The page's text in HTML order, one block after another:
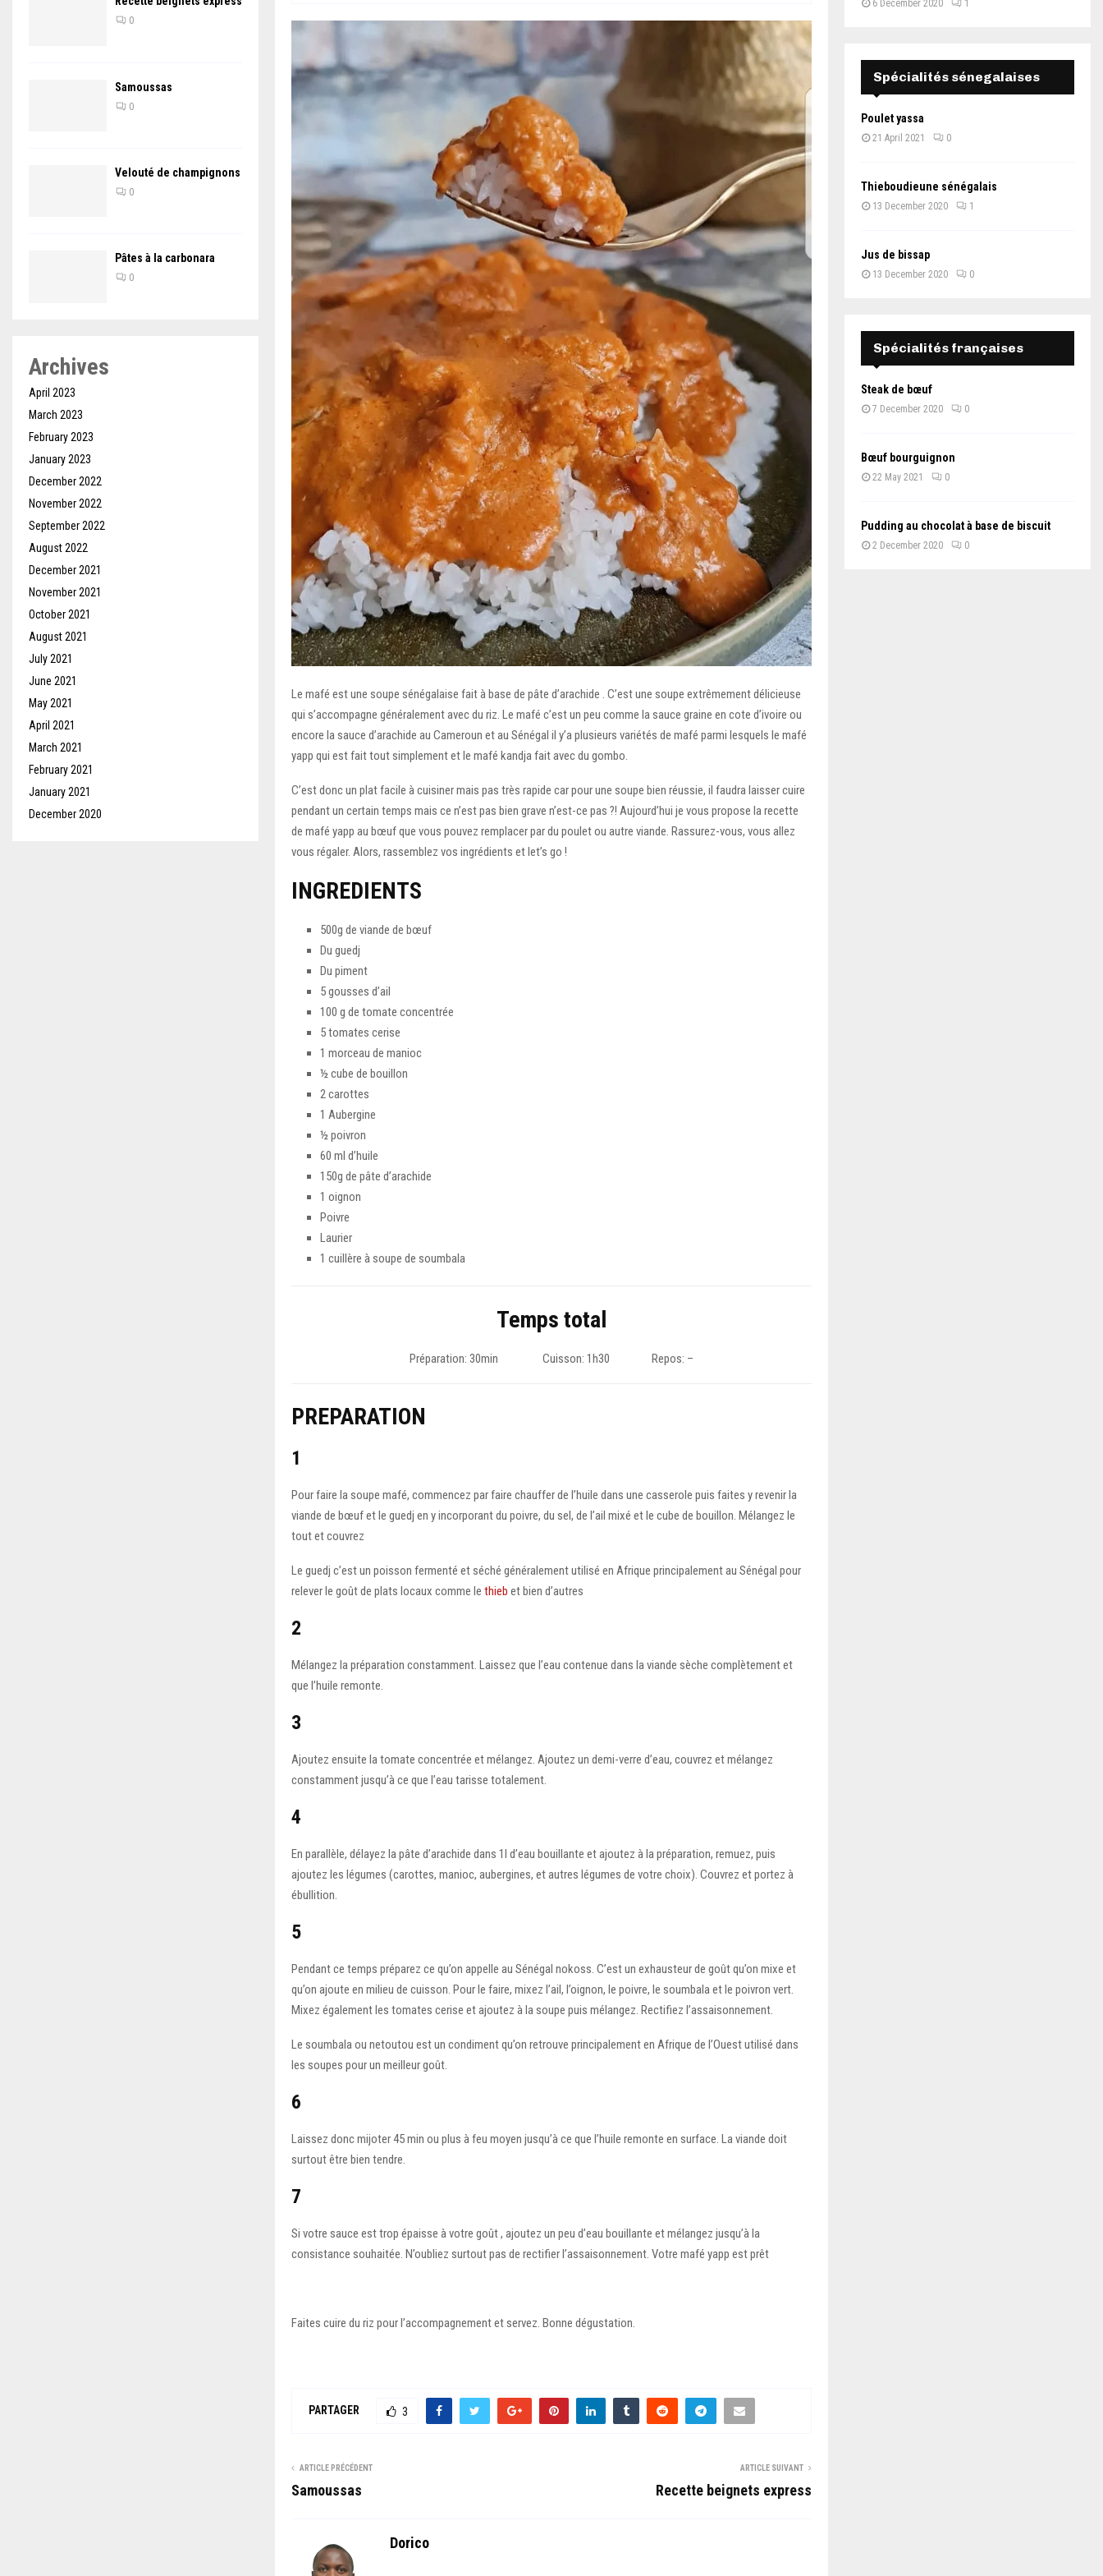
Le mafé est une soupe sénégalaise fait à base de pâte d’arachide . C’est une soupe extrêmement délicieuse
qui s’accompagne généralement avec du riz. Le mafé c’est un peu comme la sauce graine en cote d’ivoire ou
encore la sauce d’arachide au Cameroun et au Sénégal il y’a plusieurs variétés de mafé parmi lesquels le mafé
yapp qui est fait tout simplement et le mafé kandja fait avec du gombo.
C’est donc un plat facile à cuisiner mais pas très rapide car pour une soupe bien réussie, il faudra laisser cuire
pendant un certain temps mais ce n’est pas bien grave n’est-ce pas ?! Aujourd’hui je vous propose la recette
de mafé yapp au bœuf que vous pouvez remplacer par du poulet ou autre viande. Rassurez-vous, vous allez
vous régaler. Alors, rassemblez vos ingrédients et let’s go !
INGREDIENTS
500g de viande de bœuf
Du guedj
Du piment
5 gousses d’ail
100 g de tomate concentrée
5 tomates cerise
1 morceau de manioc
½ cube de bouillon
2 carottes
1 Aubergine
½ poivron
60 ml d’huile
150g de pâte d’arachide
1 oignon
Poivre
Laurier
1 cuillère à soupe de soumbala
Temps total
Préparation: 30min Cuisson: 1h30 Repos: –
PREPARATION
1
Pour faire la soupe mafé, commencez par faire chauffer de l’huile dans une casserole puis faites y revenir la
viande de bœuf et le guedj en y incorporant du poivre, du sel, de l’ail mixé et le cube de bouillon. Mélangez le
tout et couvrez
Le guedj c’est un poisson fermenté et séché généralement utilisé en Afrique principalement au Sénégal pour
relever le goût de plats locaux comme le thieb et bien d’autres
2
Mélangez la préparation constamment. Laissez que l’eau contenue dans la viande sèche complètement et
que l’huile remonte.
3
Ajoutez ensuite la tomate concentrée et mélangez. Ajoutez un demi-verre d’eau, couvrez et mélangez
constamment jusqu’à ce que l’eau tarisse totalement.
4
En parallèle, délayez la pâte d’arachide dans 1l d’eau bouillante et ajoutez à la préparation, remuez, puis
ajoutez les légumes (carottes, manioc, aubergines, et autres légumes de votre choix). Couvrez et portez à
ébullition.
5
Pendant ce temps préparez ce qu’on appelle au Sénégal nokoss. C’est un exhausteur de goût qu’on mixe et
qu’on ajoute en milieu de cuisson. Pour le faire, mixez l’ail, l’oignon, le poivre, le soumbala et le poivron vert.
Mixez également les tomates cerise et ajoutez à la soupe puis mélangez. Rectifiez l’assaisonnement.
Le soumbala ou netoutou est un condiment qu’on retrouve principalement en Afrique de l’Ouest utilisé dans
les soupes pour un meilleur goût.
6
Laissez donc mijoter 45 min ou plus à feu moyen jusqu’à ce que l’huile remonte en surface. La viande doit
surtout être bien tendre.
7
Si votre sauce est trop épaisse à votre goût , ajoutez un peu d’eau bouillante et mélangez jusqu’à la
consistance souhaitée. N’oubliez surtout pas de rectifier l’assaisonnement. Votre mafé yapp est prêt
Faites cuire du riz pour l’accompagnement et servez. Bonne dégustation.
PARTAGER 3
ARTICLE PRÉCÉDENT
Samoussas
ARTICLE SUIVANT
Recette beignets express
Dorico
0
Samoussas
0
Velouté de champignons
0
Pâtes à la carbonara
0
Archives
April 2023
March 2023
February 2023
January 2023
December 2022
November 2022
September 2022
August 2022
December 2021
November 2021
October 2021
August 2021
July 2021
June 2021
May 2021
April 2021
March 2021
February 2021
January 2021
December 2020
6 December 2020 1
Spécialités sénegalaises
Poulet yassa
21 April 2021 0
Thieboudieune sénégalais
13 December 2020 1
Jus de bissap
13 December 2020 0
Spécialités françaises
Steak de bœuf
7 December 2020 0
Bœuf bourguignon
22 May 2021 0
Pudding au chocolat à base de biscuit
2 December 2020 0